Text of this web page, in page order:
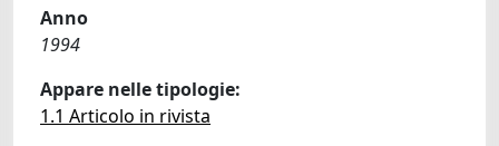
Anno
1994
Appare nelle tipologie:
1.1 Articolo in rivista